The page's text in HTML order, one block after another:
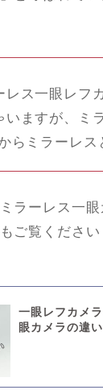
レス一眼レフ
いますが、ミ
らミラーレス
ラーレス一眼
ご覧ください
一眼レフカメ
眼カメラの違い